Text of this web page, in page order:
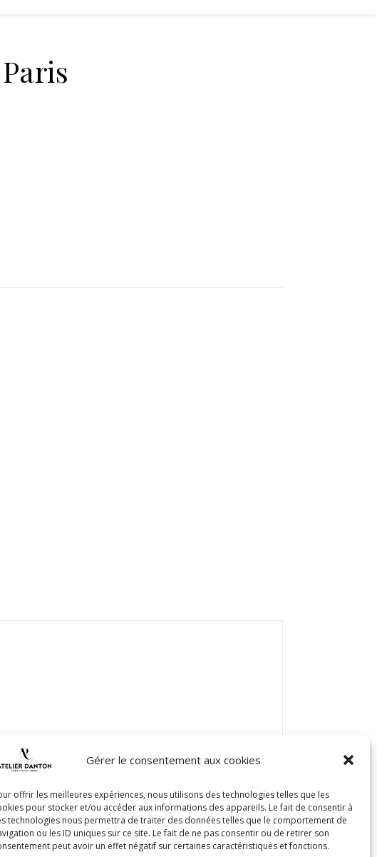
Gérer le consentement aux cookies
offrir les meilleures expériences, nous utilisons des technologies telles que les
pour stocker et/ou accéder aux informations des appareils. Le fait de consentir à
technologies nous permettra de traiter des données telles que le comportement de
ou les ID uniques sur ce site. Le fait de ne pas consentir ou de retirer son
peut avoir un effet négatif sur certaines caractéristiques et fonctions.